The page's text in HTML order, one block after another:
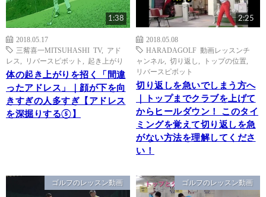
1:38
2018.05.17
三觜喜一MITSUHASHI TV, アド
レス
リバースピボット 起き上がり
体の起き上がりを招く「間違
ったアドレス」｜顔が下を向
きすぎの人多すぎ【アドレス
を深掘りする⑤】
2:25
2018.05.08
HARADAGOLF 動画レッスンチ
ャンネル
切り返し トップの位置
リバースピボット
切り返しを急いでしまう方へ
｜トップまでクラブを上げて
からヒールダウン！ このタイ
ミングを覚えて切り返しを急
がない方法を理解してくださ
い！
ゴルフのレッスン動画 ゴルフのレッスン動画